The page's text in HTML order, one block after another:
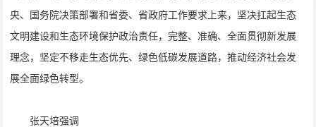
央、国务院决策部署和省委、省政府工作要求上来，坚决扛起生态
文明建设和生态环境保护政治责任，完整、准确、全面贯彻新发展
理念，坚定不移走生态优先、绿色低碳发展道路，推动经济社会发
展全面绿色转型。
张天培强调